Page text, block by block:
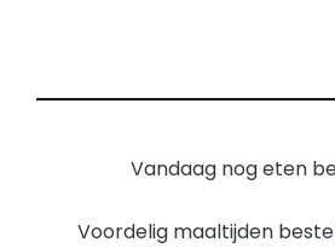
Vandaag nog eten
Voordelig maaltijden